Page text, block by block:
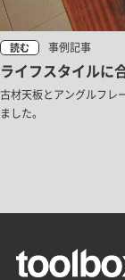
読む 事例記事
ライフスタイルに
古材天板とアングルフレ
ました。